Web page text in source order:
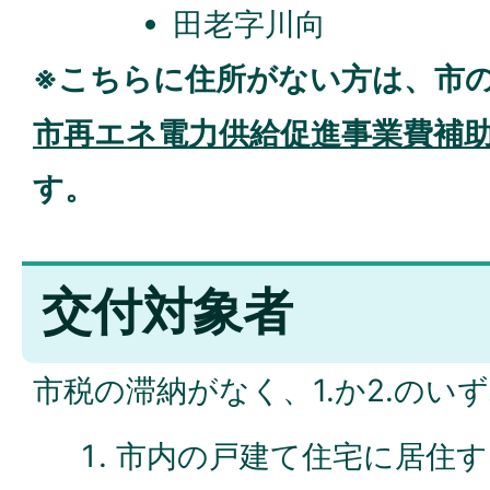
田老字川向
※こちらに住所がない方は、市
市再エネ電力供給促進事業費補
す。
交付対象者
市税の滞納がなく、1.か2.のい
市内の戸建て住宅に居住